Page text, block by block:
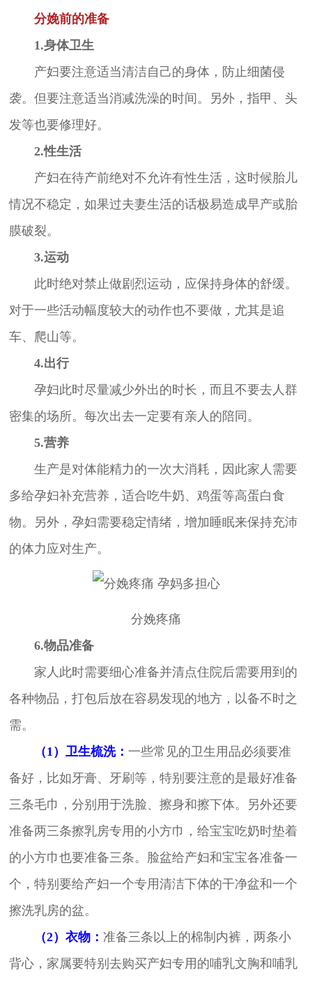
分娩前的准备
1.身体卫生
产妇要注意适当清洁自己的身体，防止细菌侵
袭。但要注意适当消减洗澡的时间。另外，指甲、头
发等也要修理好。
2.性生活
产妇在待产前绝对不允许有性生活，这时候胎儿
情况不稳定，如果过夫妻生活的话极易造成早产或胎
膜破裂。
3.运动
此时绝对禁止做剧烈运动，应保持身体的舒缓。
对于一些活动幅度较大的动作也不要做，尤其是追
车、爬山等。
4.出行
孕妇此时尽量减少外出的时长，而且不要去人群
密集的场所。每次出去一定要有亲人的陪同。
5.营养
生产是对体能精力的一次大消耗，因此家人需要
多给孕妇补充营养，适合吃牛奶、鸡蛋等高蛋白食
物。另外，孕妇需要稳定情绪，增加睡眠来保持充沛
的体力应对生产。
分娩疼痛
6.物品准备
家人此时需要细心准备并清点住院后需要用到的
各种物品，打包后放在容易发现的地方，以备不时之
需。
（1）卫生梳洗： 一些常见的卫生用品必须要准
备好，比如牙膏、牙刷等，特别要注意的是最好准备
三条毛巾，分别用于洗脸、擦身和擦下体。另外还要
准备两三条擦乳房专用的小方巾，给宝宝吃奶时垫着
的小方巾也要准备三条。脸盆给产妇和宝宝各准备一
个，特别要给产妇一个专用清洁下体的干净盆和一个
擦洗乳房的盆。
（2）衣物： 准备三条以上的棉制内裤，两条小
背心，家属要特别去购买产妇专用的哺乳文胸和哺乳